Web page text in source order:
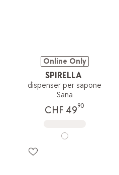
Online Only
SPIRELLA
dispenser per sapone
Sana
CHF 4990